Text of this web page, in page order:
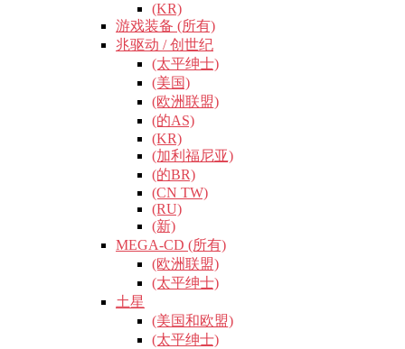
(KR)
游戏装备 (所有)
兆驱动 / 创世纪
(太平绅士)
(美国)
(欧洲联盟)
(的AS)
(KR)
(加利福尼亚)
(的BR)
(CN TW)
(RU)
(新)
MEGA-CD (所有)
(欧洲联盟)
(太平绅士)
土星
(美国和欧盟)
(太平绅士)